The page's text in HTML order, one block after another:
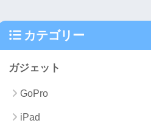
カテゴリー
ガジェット
GoPro
iPad